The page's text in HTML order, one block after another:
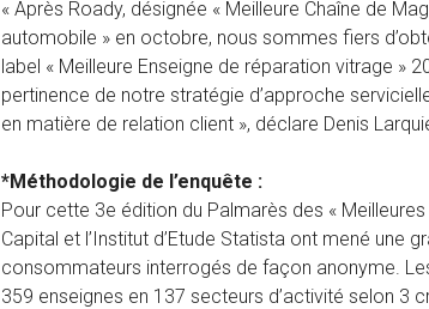
« Après Roady, désignée « Meilleure Chaîne de
automobile » en octobre, nous sommes fiers
label « Meilleure Enseigne de réparation vitrage »
pertinence de notre stratégie d’approche
en matière de relation client », déclare Denis
*Méthodologie de l’enquête :
Pour cette 3e édition du Palmarès des «
Capital et l’Institut d’Etude Statista ont mené une
consommateurs interrogés de façon anonyme.
359 enseignes en 137 secteurs d’activité selon 3